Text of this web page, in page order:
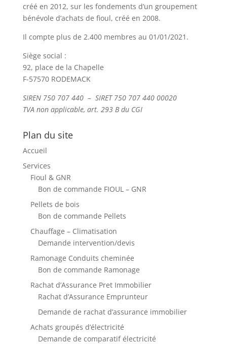
créé en 2012, sur les fondements d’un groupement
bénévole d’achats de fioul, créé en 2008.
Il compte plus de 2.400 membres au 01/01/2021.
Siège social :
92, place de la Chapelle
F-57570 RODEMACK
SIREN 750 707 440 – SIRET 750 707 440 00020
TVA non applicable, art. 293 B du CGI
Plan du site
Accueil
Services
Fioul & GNR
Bon de commande FIOUL – GNR
Pellets de bois
Bon de commande Pellets
Chauffage – Climatisation
Demande intervention/devis
Ramonage Conduits cheminée
Bon de commande Ramonage
Rachat d’Assurance Pret Immobilier
Rachat d’Assurance Emprunteur
Demande de rachat d’assurance immobilier
Achats groupés d’électricité
Demande de comparatif électricité